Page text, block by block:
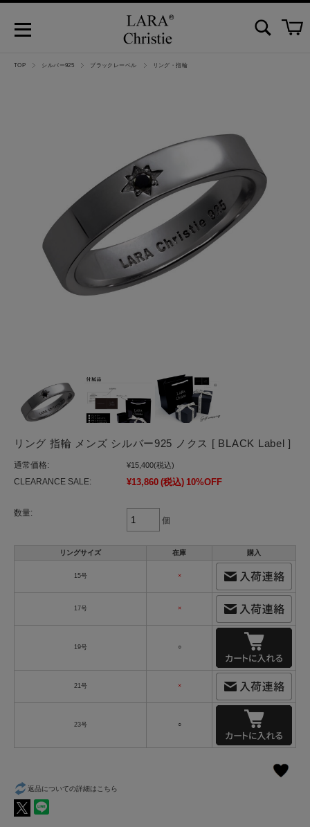
TOP シルバー925 ブラックレーベル リング・指輪
リング 指輪 メンズ シルバー925 ノクス [ BLACK Label ]
通常価格: ¥15,400(税込)
CLEARANCE SALE: ¥13,860 (税込) 10%OFF
数量:
個
リングサイズ 在庫 購入
15号 ×
17号 ×
19号 ○
21号 ×
23号 ○
返品についての詳細はこちら